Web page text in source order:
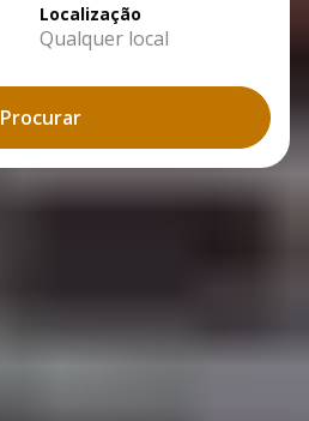
Localização
Qualquer local
Procurar